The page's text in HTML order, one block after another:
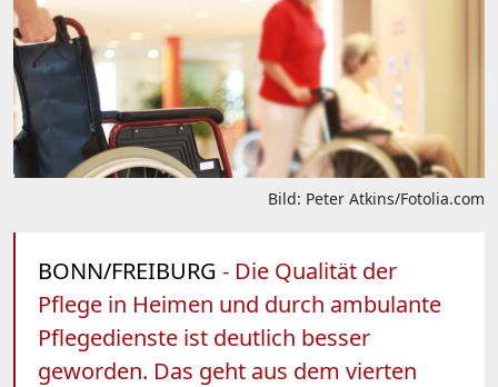
Bild: Peter Atkins/Fotolia.com
BONN/FREIBURG - Die Qualität der
Pflege in Heimen und durch ambulante
Pflegedienste ist deutlich besser
geworden. Das geht aus dem vierten